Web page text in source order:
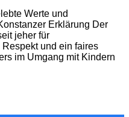
Werte und
Erklärung Der
jeher für
und ein faires
im Umgang mit Kindern